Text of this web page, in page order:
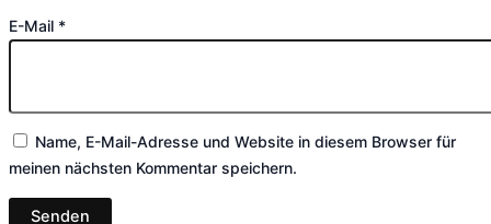
E-Mail *
Name, E-Mail-Adresse und Website in diesem Browser für
meinen nächsten Kommentar speichern.